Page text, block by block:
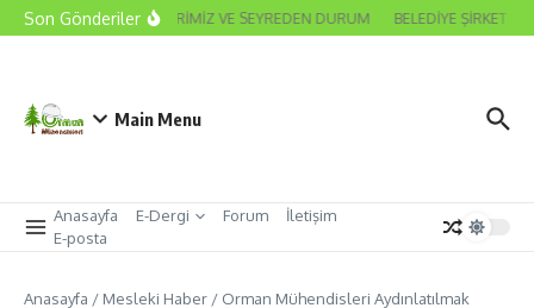
İçeriğe atla
Son Gönderiler
2026 ODA SEÇİMLERİMİZ VE SEYREDEN DURUM BELEDİYE ŞİRKET
Main Menu
Anasayfa E-Dergi Forum
İletişim
E-posta
Anasayfa / Mesleki Haber / Orman Mühendisleri Aydınlatılmak